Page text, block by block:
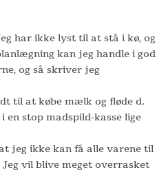
har ikke lyst til at stå i kø, og
kan jeg handle i god
og så skriver jeg
til at købe mælk og fløde d.
en stop madspild-kasse lige
jeg ikke kan få alle varene til
vil blive meget overrasket